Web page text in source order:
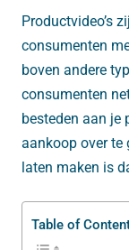
Productvideo’s
consumenten
boven andere
consumenten
besteden aan je
aankoop over te
laten maken is
Table of